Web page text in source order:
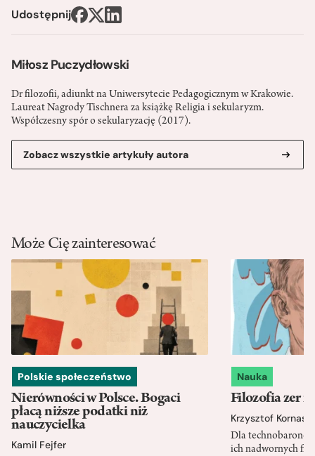
Miłosz Puczydłowski
Dr filozofii, adiunkt na Uniwersytecie Pedagogicznym w Krakowie.
Laureat Nagrody Tischnera za książkę Religia i sekularyzm.
Współczesny spór o sekularyzację (2017).
Zobacz wszystkie artykuły autora
Udostępnij
Może Cię zainteresować
Polskie społeczeństwo
Nierówności w Polsce. Bogaci
płacą niższe podatki niż
nauczycielka
Kamil Fejfer
Nauka
Filozofia zer i
Krzysztof Kornas
Dla
ich nadwornych